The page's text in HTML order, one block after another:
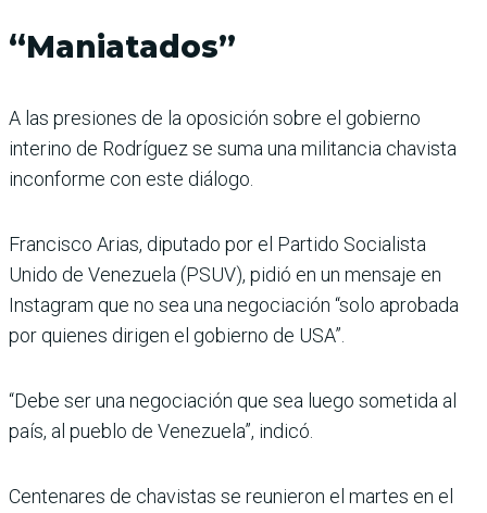
“Maniatados”
A las presiones de la oposición sobre el gobierno
interino de Rodríguez se suma una militancia chavista
inconforme con este diálogo.
Francisco Arias, diputado por el Partido Socialista
Unido de Venezuela (PSUV), pidió en un mensaje en
Instagram que no sea una negociación “solo aprobada
por quienes dirigen el gobierno de USA”.
“Debe ser una negociación que sea luego sometida al
país, al pueblo de Venezuela”, indicó.
Centenares de chavistas se reunieron el martes en el